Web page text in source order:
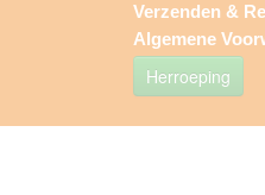
Verzenden &
Algemene
Herroeping